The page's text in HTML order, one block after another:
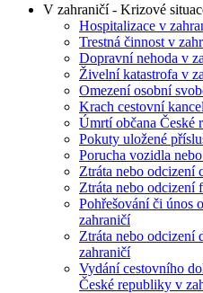
V zahraničí - Krizové
Hospitalizace v
Trestná činnost v
Dopravní nehoda v
Živelní katastrofa v
Omezení osobní
Krach cestovní
Úmrtí občana České
Pokuty uložené
Porucha vozidla
Ztráta nebo odcizení
Ztráta nebo odcizení
Pohřešování či únos
zahraničí
Ztráta nebo odcizení
zahraničí
Vydání cestovního
České republiky v